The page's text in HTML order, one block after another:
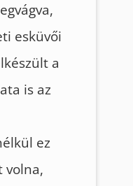
esküvői
a
is az
ez
volna,